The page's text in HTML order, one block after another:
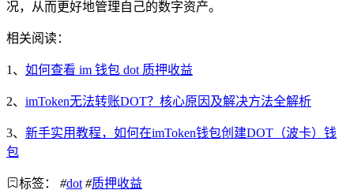
况，从而更好地管理自己的数字资产。
相关阅读：
1、 如何查看 im 钱包 dot 质押收益
2、 imToken无法转账DOT？核心原因及解决方法全解析
3、 新手实用教程，如何在imToken钱包创建DOT（波卡）钱
包
标签： #dot #质押收益